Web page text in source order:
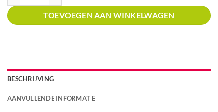
TOEVOEGEN AAN WINKELWAGEN
BESCHRIJVING
AANVULLENDE INFORMATIE